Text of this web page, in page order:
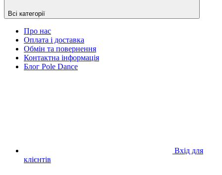
Всі категорії
Про нас
Оплата і доставка
Обмін та повернення
Контактна інформація
Блог Pole Dance
Вхід для
клієнтів